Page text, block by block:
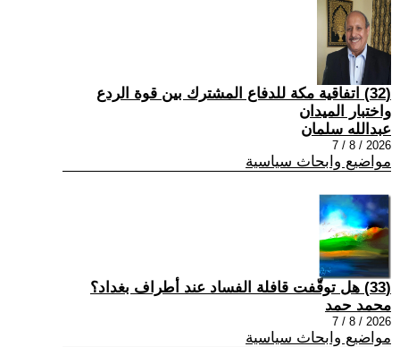
(32) اتفاقية مكة للدفاع المشترك بين قوة الردع
واختبار الميدان
عبدالله سلمان
2026 / 8 / 7
مواضيع وابحاث سياسية
(33) هل توقّفت قافلة الفساد عند أطراف بغداد؟
محمد حمد
2026 / 8 / 7
مواضيع وابحاث سياسية